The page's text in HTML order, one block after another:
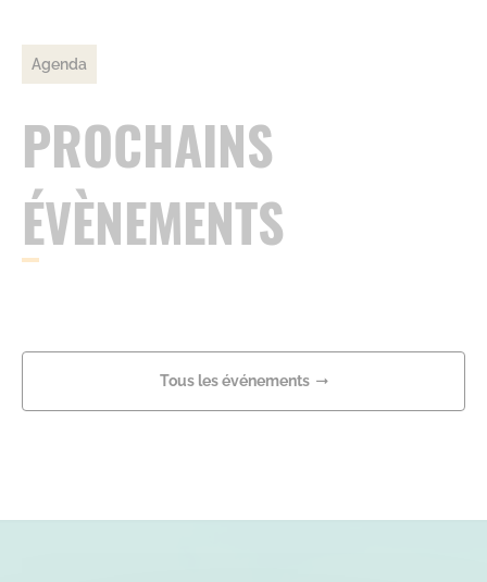
Agenda
PROCHAINS
ÉVÈNEMENTS
Tous les événements